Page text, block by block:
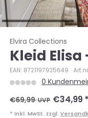
Elvira Collections
Kleid
EAN: 8721197925649
0
€69,99UVP €34,99 *
* Inkl. MwSt. zzgl.